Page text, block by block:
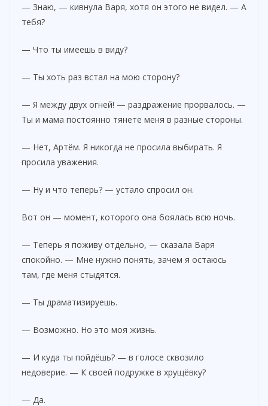
— Знаю, — кивнула Варя, хотя он этого не видел. — А
тебя?
— Что ты имеешь в виду?
— Ты хоть раз встал на мою сторону?
— Я между двух огней! — раздражение прорвалось. —
Ты и мама постоянно тянете меня в разные стороны.
— Нет, Артём. Я никогда не просила выбирать. Я
просила уважения.
— Ну и что теперь? — устало спросил он.
Вот он — момент, которого она боялась всю ночь.
— Теперь я поживу отдельно, — сказала Варя
спокойно. — Мне нужно понять, зачем я остаюсь
там, где меня стыдятся.
— Ты драматизируешь.
— Возможно. Но это моя жизнь.
— И куда ты пойдёшь? — в голосе сквозило
недоверие. — К своей подружке в хрущёвку?
— Да.